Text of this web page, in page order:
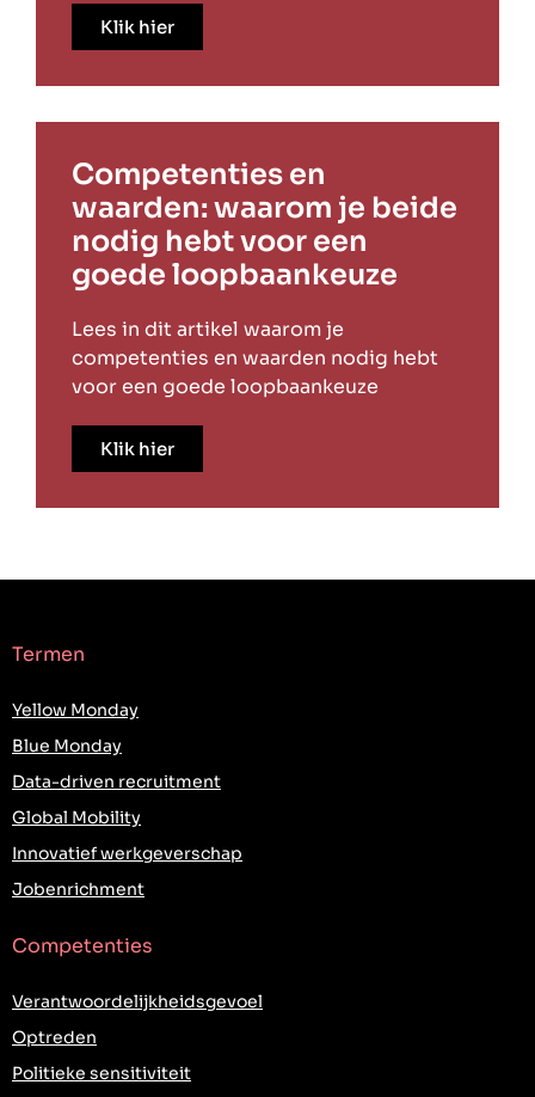
Klik hier
Competenties en
waarden: waarom je beide
nodig hebt voor een
goede loopbaankeuze
Lees in dit artikel waarom je
competenties en waarden nodig hebt
voor een goede loopbaankeuze
Klik hier
Termen
Yellow Monday
Blue Monday
Data-driven recruitment
Global Mobility
Innovatief werkgeverschap
Jobenrichment
Competenties
Verantwoordelijkheidsgevoel
Optreden
Politieke sensitiviteit